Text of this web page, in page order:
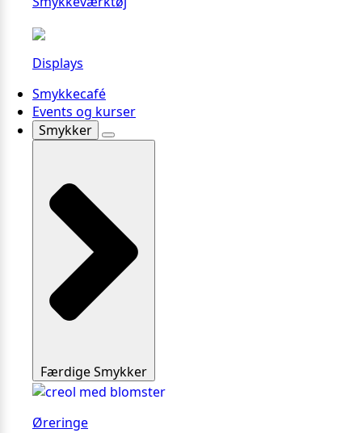
Displays
Smykkecafé
Events og kurser
Smykker
Færdige Smykker
Øreringe